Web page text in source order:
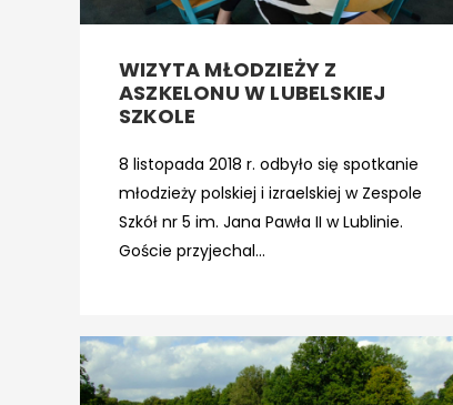
WIZYTA MŁODZIEŻY Z
ASZKELONU W LUBELSKIEJ
SZKOLE
8 listopada 2018 r. odbyło się spotkanie
młodzieży polskiej i izraelskiej w Zespole
Szkół nr 5 im. Jana Pawła II w Lublinie.
Goście przyjechal...